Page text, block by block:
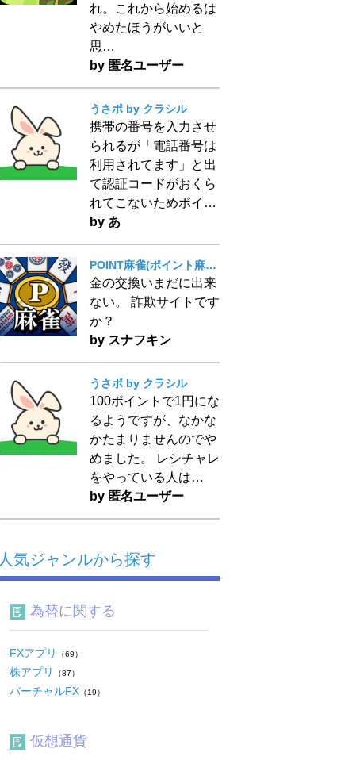
れ。これから始めるは
やめたほうがいいと
思…
by 匿名ユーザー
うさポ by クラシル
携帯の番号を入力させ
られるが「電話番号は
利用されてます」と出
て認証コードがおくら
れてこないためポイ…
by あ
POINT麻雀(ポイント麻雀) 脳トレ 人気 暇つぶしゲーム
金の交換いまだに出来
ない。 詐欺サイトです
か？
by スナフキン
うさポ by クラシル
100ポイントで1円にな
るようですが、なかな
かたまりませんのでや
めました。 レシチャレ
をやっている人は…
by 匿名ユーザー
人気ジャンルから探す
為替に関する
FXアプリ （69）
株アプリ （87）
バーチャルFX （19）
仮想通貨